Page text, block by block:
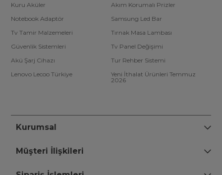
Kuru Aküler
Akım Korumalı Prizler
Notebook Adaptör
Samsung Led Bar
Tv Tamir Malzemeleri
Tırnak Masa Lambası
Güvenlik Sistemleri
Tv Panel Değişimi
Akü Şarj Cihazı
Tur Rehber Sistemi
Lenovo Lecoo Türkiye
Yeni İthalat Ürünleri Temmuz
2026
Kurumsal
Müşteri İlişkileri